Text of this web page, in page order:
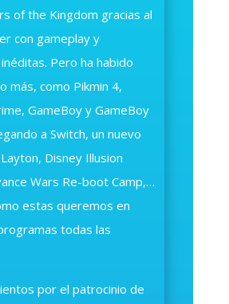
of the Kingdom gracias al
con gameplay y
Pero ha habido
más, como Pikmin 4,
GameBoy y GameBoy
a Switch, un nuevo
Disney Illusion
Wars Re-boot Camp,…
estas queremos en
todas las
por el patrocinio de